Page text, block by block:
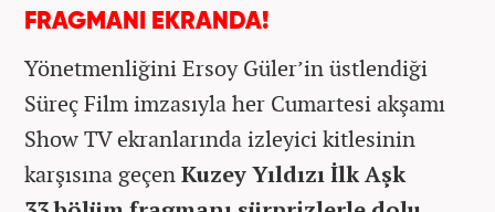
FRAGMANI EKRANDA!
Yönetmenliğini Ersoy Güler’in üstlendiği
Süreç Film imzasıyla her Cumartesi akşamı
Show TV ekranlarında izleyici kitlesinin
karşısına geçenKuzey Yıldızı İlk Aşk